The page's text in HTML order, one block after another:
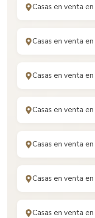
Casas en venta en
Casas en venta en
Casas en venta en
Casas en venta en
Casas en venta en
Casas en venta en
Casas en venta en